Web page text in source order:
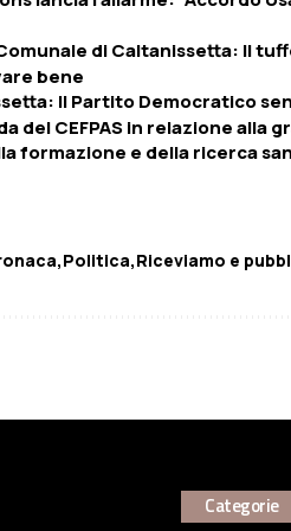
di Caltanissetta: Il
bene
Il Partito Democratico
del CEFPAS in relazione
formazione e della ricerca
Politica Riceviamo e
Categorie